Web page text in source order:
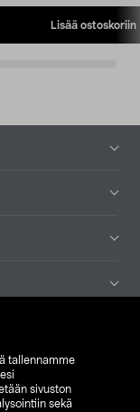
tallennamme
sivuston
sekä
Lisää ostoskoriin